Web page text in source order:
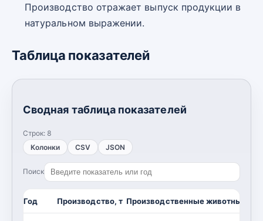
Производство отражает выпуск продукции в
натуральном выражении.
Таблица показателей
Сводная таблица показателей
Строк: 8
Колонки
CSV JSON
Поиск
Год Производство, т Производственные животные/